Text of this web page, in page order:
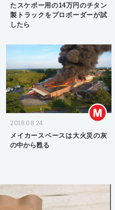
たスケボー用の14万円のチタン
製トラックをプロボーダーが試
したら
2018.08.24
メイカースペースは大火災の灰
の中から甦る